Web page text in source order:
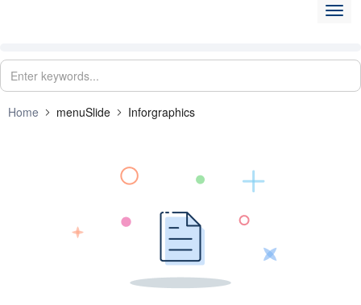
TIN TỨC
Home menuSlide Inforgraphics